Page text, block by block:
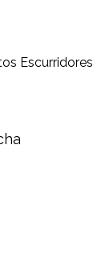
Escurridores